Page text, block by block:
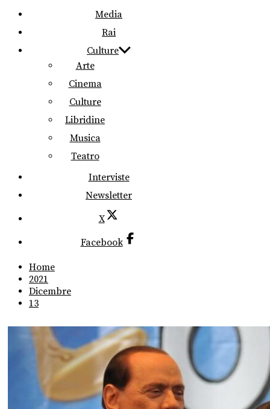
Media
Rai
Culture
Arte
Cinema
Culture
Libridine
Musica
Teatro
Interviste
Newsletter
X
Facebook
Home
2021
Dicembre
13